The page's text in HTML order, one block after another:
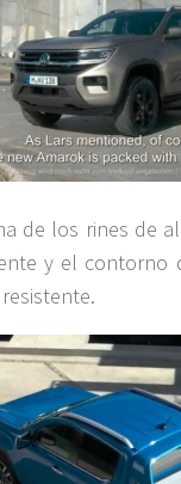
de los rines de
y el contorno